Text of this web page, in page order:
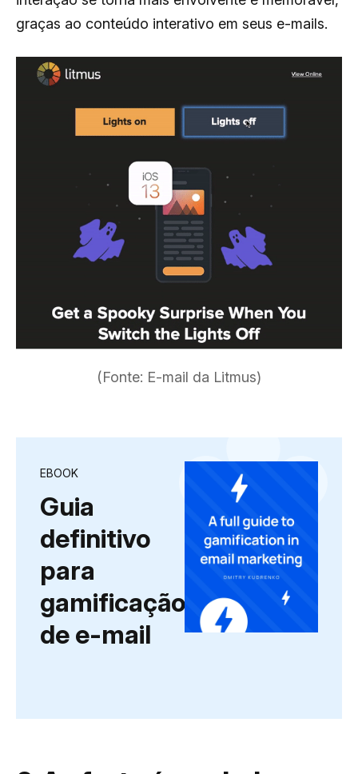
graças ao conteúdo interativo em seus e-mails.
(Fonte: E-mail da Litmus)
EBOOK
Guia
definitivo
para
gamificação
de e-mail